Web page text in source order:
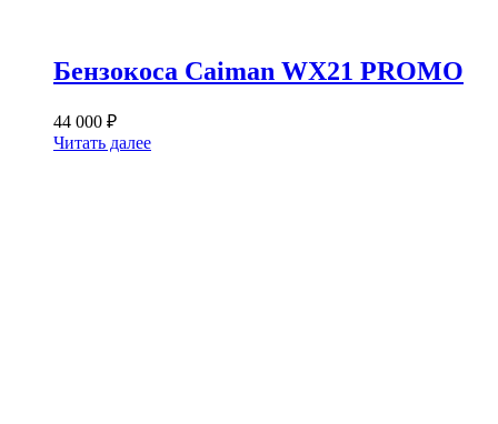
Бензокоса Caiman WX21 PROMO
44 000 ₽
Читать далее